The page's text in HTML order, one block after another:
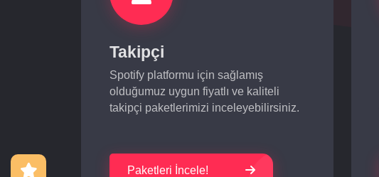
Takipçi
Spotify platformu için sağlamış
olduğumuz uygun fiyatlı ve kaliteli
takipçi paketlerimizi inceleyebilirsiniz.
Paketleri İncele!